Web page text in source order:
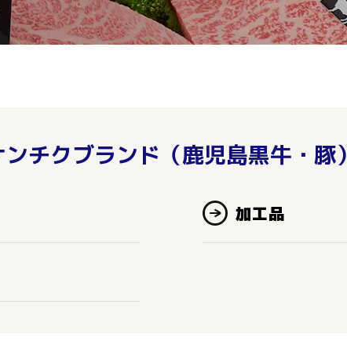
ンチクブランド（鹿児島黒牛・豚
加工品